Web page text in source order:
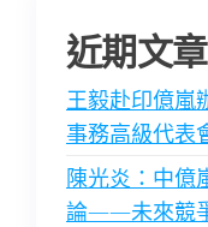
近期文章
王毅赴印億嵐
事務高級代表
陳光炎：中億
論——未來競